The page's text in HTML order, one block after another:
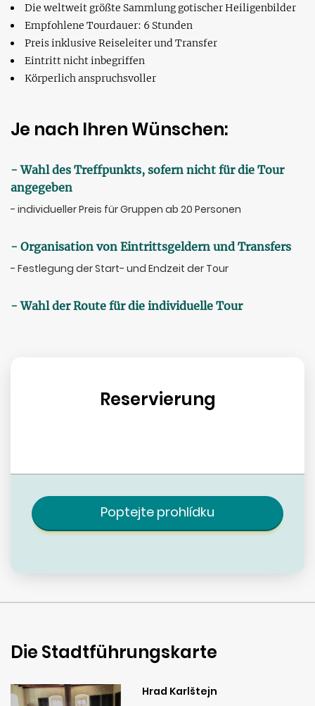
Die weltweit größte Sammlung gotischer Heiligenbilder
Empfohlene Tourdauer: 6 Stunden
Preis inklusive Reiseleiter und Transfer
Eintritt nicht inbegriffen
Körperlich anspruchsvoller
Je nach Ihren Wünschen:
- Wahl des Treffpunkts, sofern nicht für die Tour
angegeben
- individueller Preis für Gruppen ab 20 Personen
- Organisation von Eintrittsgeldern und Transfers
- Festlegung der Start- und Endzeit der Tour
- Wahl der Route für die individuelle Tour
Reservierung
Poptejte prohlídku
Die Stadtführungskarte
Hrad Karlštejn